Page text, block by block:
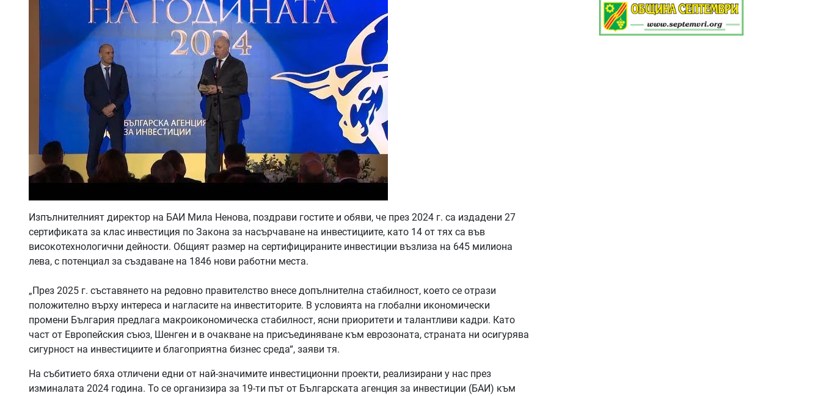
Изпълнителният директор на БАИ Мила Ненова, поздрави гостите и обяви, че през 2024 г. са издадени 27
сертификата за клас инвестиция по Закона за насърчаване на инвестициите, като 14 от тях са във
високотехнологични дейности. Общият размер на сертифицираните инвестиции възлиза на 645 милиона
лева, с потенциал за създаване на 1846 нови работни места.
„През 2025 г. съставянето на редовно правителство внесе допълнителна стабилност, което се отрази
положително върху интереса и нагласите на инвеститорите. В условията на глобални икономически
промени България предлага макроикономическа стабилност, ясни приоритети и талантливи кадри. Като
част от Европейския съюз, Шенген и в очакване на присъединяване към еврозоната, страната ни осигурява
сигурност на инвестициите и благоприятна бизнес среда“, заяви тя.
На събитието бяха отличени едни от най-значимите инвестиционни проекти, реализирани у нас през
изминалата 2024 година. То се организира за 19-ти път от Българската агенция за инвестиции (БАИ) към